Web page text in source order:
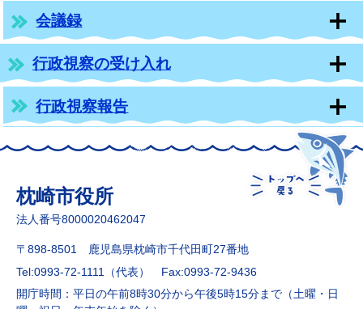
会議録
行政視察の受け入れ
行政視察報告
枕崎市役所
法人番号8000020462047
〒898-8501 鹿児島県枕崎市千代田町27番地
Tel:0993-72-1111（代表）
Fax:0993-72-9436
開庁時間：平日の午前8時30分から午後5時15分まで（土曜・日